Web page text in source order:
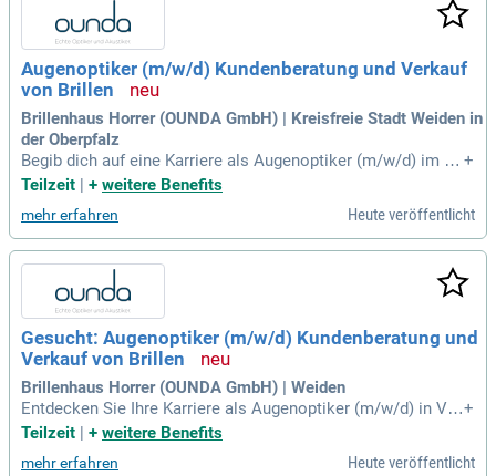
f eine attraktive Vergütung, inklusive Altersvorsorge und zus
ätzlicher Krankenversicherung, in einem modernen Optikunt
ernehmen.
Augenoptiker (m/w/d) Kundenberatung und Verkauf
von Brillen
Brillenhaus Horrer (OUNDA GmbH) | Kreisfreie Stadt Weiden in
der Oberpfalz
Begib dich auf eine Karriere als Augenoptiker (m/w/d) im Bri
llenhaus Horrer! Teil der innovativen ounda Gemeinschaft, b
genständigen Betrieben sind wir führend in Augenoptik und
Hörakustik. Unsere Mission: Klare Sicht und stilvolle Looks
für unsere Kunden! Bei uns erlebst du höchste Qualität, Verl
ässlichkeit und individuelle Beratung. Werde Teil eines dyna
mischen Teams, das die Werte Handwerkskunst und Persön
lichkeit schätzt – bewirb dich jetzt!
+
Teilzeit | + weitere Benefits
mehr erfahren Heute veröffentlicht
Gesucht: Augenoptiker (m/w/d) Kundenberatung und
Verkauf von Brillen
Brillenhaus Horrer (OUNDA GmbH) | Weiden
Entdecken Sie Ihre Karriere als Augenoptiker (m/w/d) in Vol
l- oder Teilzeit bei Brillenhaus Horrer in Weiden, Oberpfalz. A
Filialkette zu sein, sondern über 100 eigenständige Betriebe
+
Teilzeit
+ weitere Benefits
mehr erfahren Heute veröffentlicht